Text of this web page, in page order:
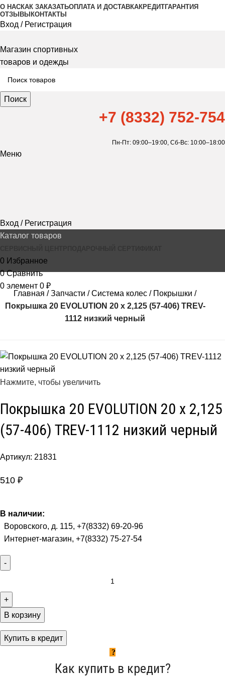
О НАСКАК ЗАКАЗАТЬОПЛАТА И ДОСТАВКАКРЕДИТГАРАНТИЯ
ОТЗЫВЫ КОНТАКТЫ
Вход / Регистрация
Магазин спортивных
товаров и одежды
Поиск
+7 (8332) 752-754
Пн-Пт: 09:00–19:00, Сб-Вс: 10:00–18:00
Меню
Вход / Регистрация
Каталог товаров
0 Избранное
0 Сравнить
0 элемент 0 ₽
Главная
Запчасти Система колес
Покрышки
Покрышка 20 EVOLUTION 20 x 2,125 (57-406) TREV-
1112 низкий черный
Нажмите, чтобы увеличить
Покрышка 20 EVOLUTION 20 x 2,125
(57-406) TREV-1112 низкий черный
Артикул: 21831
510 ₽
В наличии:
Воровского, д. 115, +7(8332) 69-20-96
Интернет-магазин, +7(8332) 75-27-54
В корзину
Купить в кредит
Как купить в кредит?